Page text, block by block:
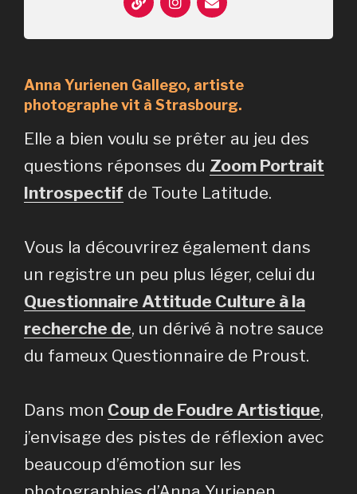
Anna Yurienen Gallego, artiste
photographe vit à Strasbourg.
Elle a bien voulu se prêter au jeu des
questions réponses du Zoom Portrait
Introspectif de Toute Latitude.
Vous la découvrirez également dans
un registre un peu plus léger, celui du
Questionnaire Attitude Culture à la
recherche de, un dérivé à notre sauce
du fameux Questionnaire de Proust.
Dans mon Coup de Foudre Artistique,
j’envisage des pistes de réflexion avec
beaucoup d’émotion sur les